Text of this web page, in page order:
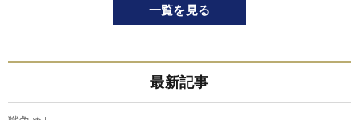
一覧を見る
最新記事